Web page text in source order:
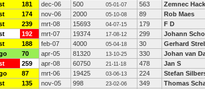
181 dec-06 500 05-01-07 563 Zemnec
174 nov-06 2000 05-10-08 89 Rob Maes
239 mrt-08 15693 04-07-15 179 F D
192 mrt-07 19374 17-08-12 299 Johann
188 feb-07 4000 05-04-18 30 Gerhard
70 apr-05 81320 13-10-25 330 Johan van
259 apr-08 60750 21-11-18 478 Jan S
87 mrt-06 19425 03-06-13 224 Stefan
135 nov-05 998 23-02-06 349 Thomas